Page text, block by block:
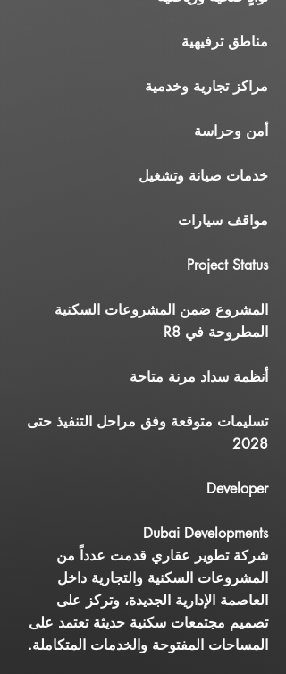
مناطق ترفيهية
مراكز تجارية وخدمية
أمن وحراسة
خدمات صيانة وتشغيل
مواقف سيارات
Project Status
المشروع ضمن المشروعات السكنية
المطروحة في R8
أنظمة سداد مرنة متاحة
تسليمات متوقعة وفق مراحل التنفيذ حتى
2028
Developer
Dubai Developments
شركة تطوير عقاري قدمت عدداً من
المشروعات السكنية والتجارية داخل
العاصمة الإدارية الجديدة، وتركز على
تصميم مجتمعات سكنية حديثة تعتمد على
المساحات المفتوحة والخدمات المتكاملة.